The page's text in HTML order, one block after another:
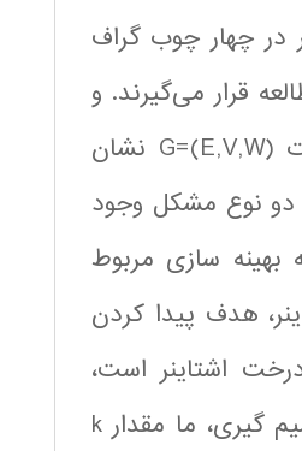
در چهار چوب گراف
قرار می‌گیرند. و
آن را به صورت G=(E,V,W) نشان
نوع مشکل وجود
بهینه سازی مربوط
هدف پیدا کردن
اشتاینر است،
در مسئله تصمیم گیری، ما مقدار k